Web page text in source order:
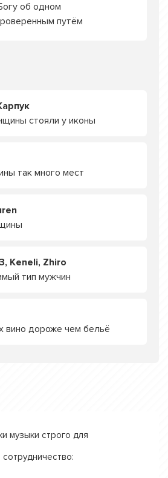
об одном
путём
стояли у иконы
так много мест
Keneli, Zhiro
тип мужчин
вино дороже чем бельё
музыки строго для